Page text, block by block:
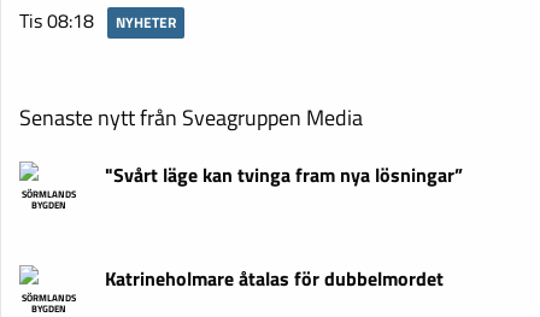
Tis 08:18
NYHETER
Senaste nytt från Sveagruppen Media
SÖRMLANDS
BYGDEN
"Svårt läge kan tvinga fram nya lösningar”
SÖRMLANDS
BYGDEN
Katrineholmare åtalas för dubbelmordet